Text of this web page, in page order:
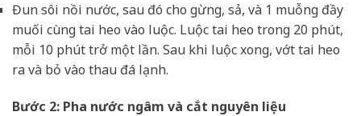
Đun sôi nồi nước, sau đó cho gừng, sả, và 1 muỗng đầy
muối cùng tai heo vào luộc. Luộc tai heo trong 20 phút,
mỗi 10 phút trở một lần. Sau khi luộc xong, vớt tai heo
ra và bỏ vào thau đá lạnh.
Bước 2: Pha nước ngâm và cắt nguyên liệu